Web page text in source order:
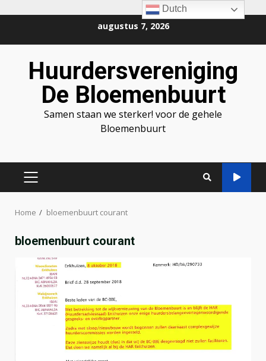
inhoud
augustus 7, 2026
Huurdersvereniging
De Bloemenbuurt
Samen staan we sterker! voor de gehele
Bloemenbuurt
PRIMAIR
Home bloemenbuurt courant
bloemenbuurt courant
Dutch